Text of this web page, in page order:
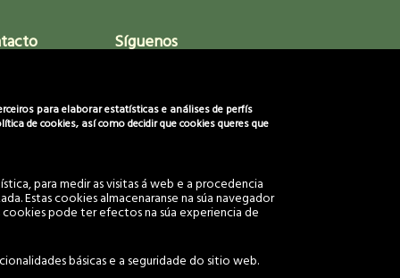
Síguenos
para elaborar estatísticas e análises de perfís
de cookies, así como decidir que cookies queres que
para medir as visitas á web e a procedencia
Estas cookies almacenaranse na súa navegador
pode ter efectos na súa experiencia de
básicas e a seguridade do sitio web.